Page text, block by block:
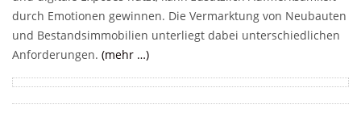
durch Emotionen gewinnen. Die Vermarktung von Neubauten
und Bestandsimmobilien unterliegt dabei unterschiedlichen
Anforderungen. (mehr …)